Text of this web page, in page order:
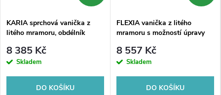
KARIA sprchová vanička z
litého mramoru, obdélník
8 385 Kč
Skladem
DO KOŠÍKU
FLEXIA vanička z litého
mramoru s možností úpravy
8 557 Kč
Skladem
DO KOŠÍKU